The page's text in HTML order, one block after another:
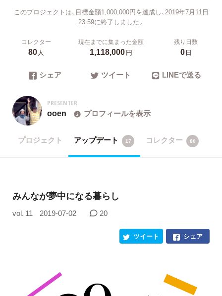
このプロジェクトは、目標金額1,000,000円を達成し、2019年7月11日
23:59に終了しました。
コレクター
80人
現在までに集まった金額
1,118,000円
残り日数
0日
シェア ツイート LINEで送る
PRESENTER
ooen プロフィールを表示
プロジェクト アップデート 17 コレクター 80
みんなが夢中になる暮らし
vol. 11 2019-07-02 20
シェア
ツイート